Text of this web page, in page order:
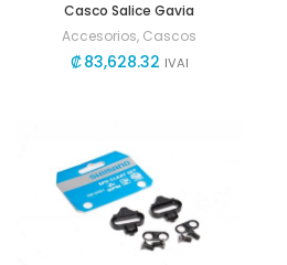
Casco Salice Gavia
Accesorios, Cascos
₡83,628.32 IVAI